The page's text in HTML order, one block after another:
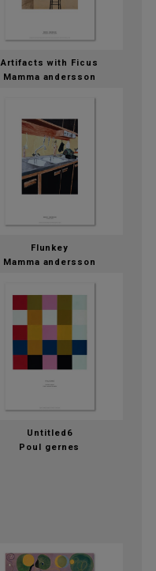
Artifacts with Ficus
Mamma andersson
Flunkey
Mamma andersson
Untitled6
Poul gernes